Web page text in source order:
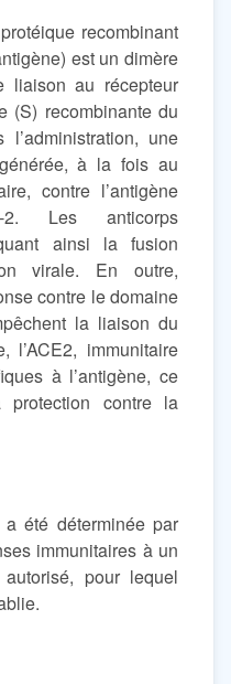
recombinant
est un dimère
liaison au récepteur
(S) recombinante du
une
à la fois au
contre l’antigène
2. Les anticorps
ainsi la fusion
virale. En outre,
contre le domaine
la liaison du
immunitaire
à l’antigène, ce
contre la
a été déterminée par
immunitaires à un
pour lequel